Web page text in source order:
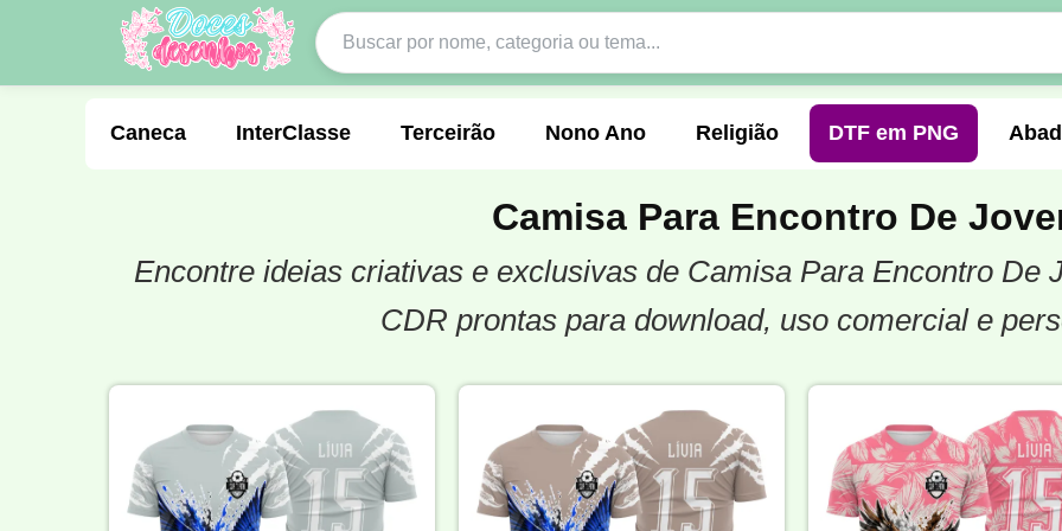
Caneca InterClasse Terceirão Nono Ano Religião DTF em PNG
Molde de Costura Professora Fonte Formandos Profissão Festa Junina
Uniforme Vôlei
Ciclismo Pedagogia
Língua Portuguesa
Camisa Para Encontro De
Encontre ideias criativas e exclusivas de Camisa Para Encontro De
CDR prontas para download, uso comercial e